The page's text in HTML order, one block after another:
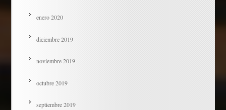
enero 2020
diciembre 2019
noviembre 2019
octubre 2019
septiembre 2019